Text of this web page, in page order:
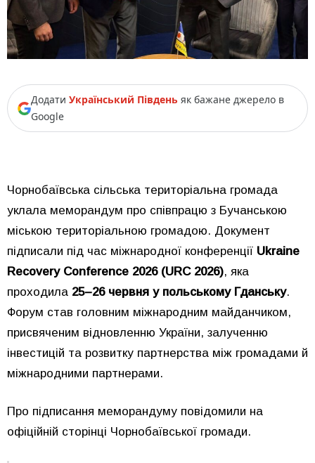
Додати Український Південь як бажане джерело в
Google
Чорнобаївська сільська територіальна громада
уклала меморандум про співпрацю з Бучанською
міською територіальною громадою. Документ
підписали під час міжнародної конференції Ukraine
Recovery Conference 2026 (URC 2026), яка
проходила 25–26 червня у польському Гданську.
Форум став головним міжнародним майданчиком,
присвяченим відновленню України, залученню
інвестицій та розвитку партнерства між громадами й
міжнародними партнерами.
Про підписання меморандуму повідомили на
офіційній сторінці Чорнобаївської громади.